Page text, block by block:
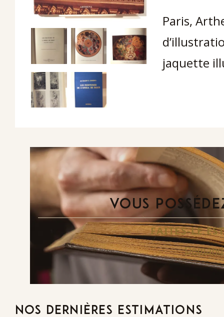
Paris,
jaquette
VOUS
FAITES-LE
NOS DERNIÈRES ESTIMATIONS